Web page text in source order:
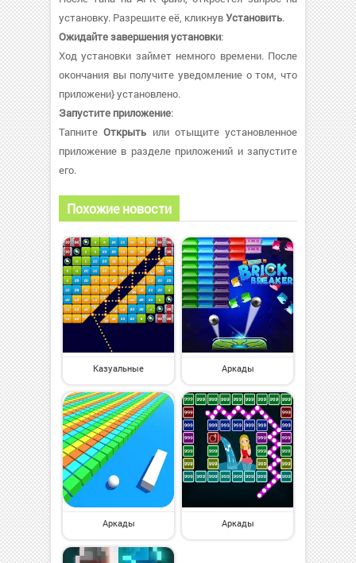
установку. Разрешите её, кликнувУстановить.
Ожидайте завершения установки:
Ход установки займет немного времени. После
окончания вы получите уведомление о том, что
приложени} установлено.
Запустите приложение:
ТапнитеОткрыть или отыщите установленное
приложение в разделе приложений и запустите
его.
Похожие новости
Казуальные Аркады
Аркады Аркады